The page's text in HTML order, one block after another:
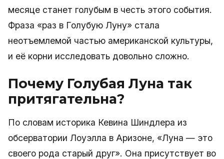
месяце станет голубым в честь этого события.
Фраза «раз в Голубую Луну» стала
неотъемлемой частью американской культуры,
и её корни исследовать довольно сложно.
Почему Голубая Луна так
притягательна?
По словам историка Кевина Шиндлера из
обсерватории Лоуэлла в Аризоне, «Луна — это
своего рода старый друг». Она присутствует во